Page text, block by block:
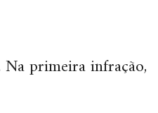
primeira infração,